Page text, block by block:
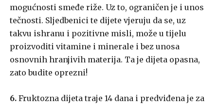
mogućnosti smeđe riže. Uz to, ograničen je i unos
tečnosti. Sljedbenici te dijete vjeruju da se, uz
takvu ishranu i pozitivne misli, može u tijelu
proizvoditi vitamine i minerale i bez unosa
osnovnih hranjivih materija. Ta je dijeta opasna,
zato budite oprezni!
6. Fruktozna dijeta traje 14 dana i predviđena je za